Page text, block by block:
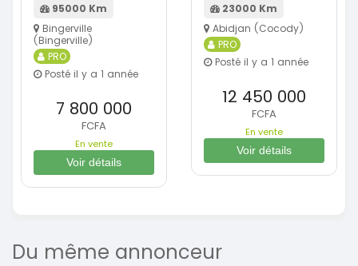
95000 Km
Bingerville
(Bingerville)
PRO
Posté il y a 1 année
7 800 000
FCFA
En vente
Voir détails
23000 Km
Abidjan (Cocody)
PRO
Posté il y a 1 année
12 450 000
FCFA
En vente
Voir détails
Du même annonceur